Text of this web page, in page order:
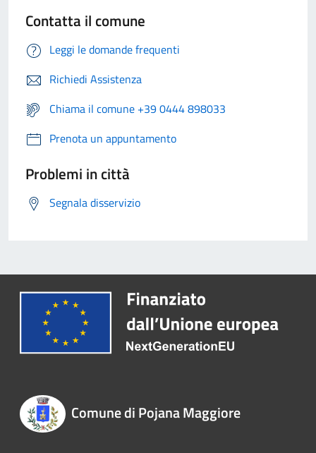
Contatta il comune
Leggi le domande frequenti
Richiedi Assistenza
Chiama il comune +39 0444 898033
Prenota un appuntamento
Problemi in città
Segnala disservizio
Comune di Pojana Maggiore